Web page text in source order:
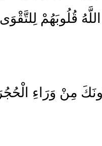
قُلُوبَهُمْ
مِنْ وَرَاءِ